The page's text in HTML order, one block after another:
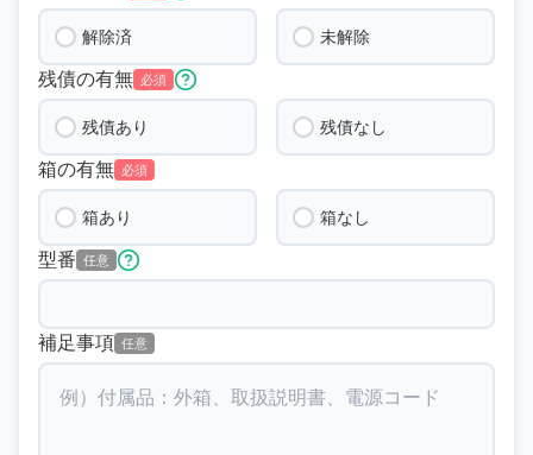
解除済 未解除
残債の有無 必須
残債あり 残債なし
箱の有無 必須
箱あり 箱なし
型番 任意
補足事項 任意